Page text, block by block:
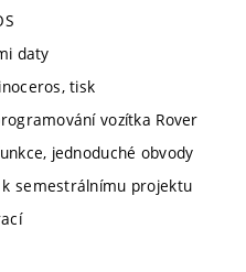
daty
tisk
vozítka Rover
jednoduché obvody
semestrálnímu projektu